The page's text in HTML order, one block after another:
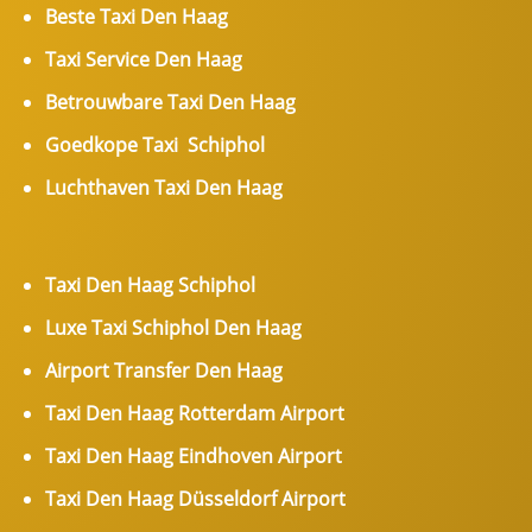
Beste Taxi Den Haag
Taxi Service Den Haag
Betrouwbare Taxi Den Haag
Goedkope Taxi Schiphol
Luchthaven Taxi Den Haag
Taxi Den Haag Schiphol
Luxe Taxi Schiphol Den Haag
Airport Transfer Den Haag
Taxi Den Haag Rotterdam Airport
Taxi Den Haag Eindhoven Airport
Taxi Den Haag Düsseldorf Airport